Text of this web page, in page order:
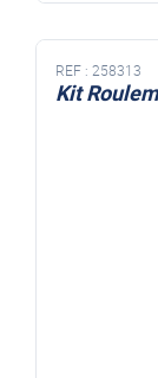
REF : 258313
Kit